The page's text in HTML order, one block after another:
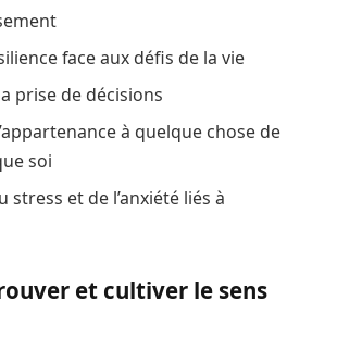
face aux défis de la vie
prise de décisions
à quelque chose de
soi
stress et de l’anxiété liés à
et cultiver le sens